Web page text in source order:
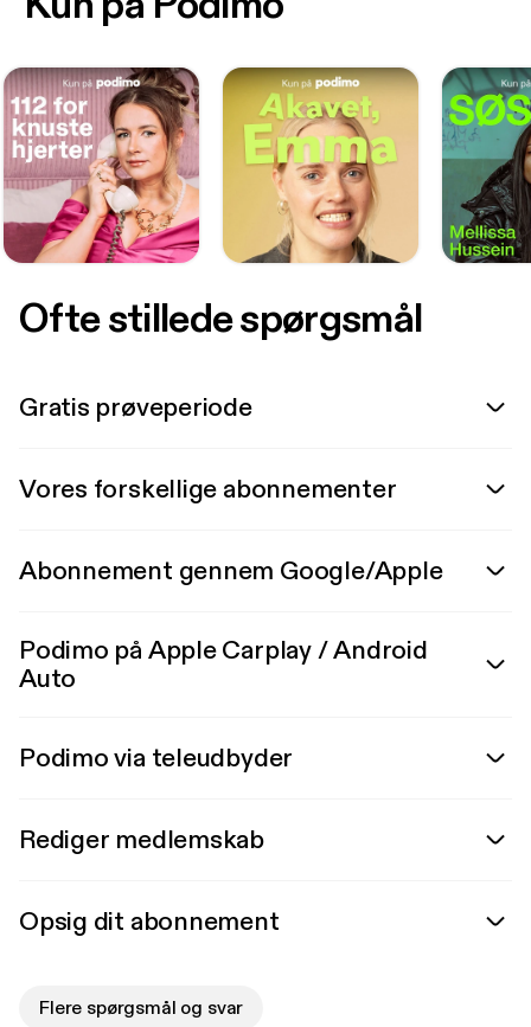
Ofte stillede spørgsmål
Gratis prøveperiode
Vores forskellige abonnementer
Abonnement gennem Google/Apple
Podimo på Apple Carplay / Android
Auto
Podimo via teleudbyder
Rediger medlemskab
Opsig dit abonnement
Flere spørgsmål og svar